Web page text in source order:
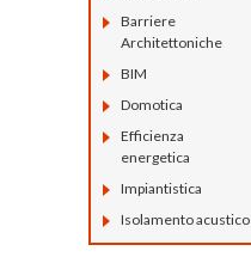
Barriere
Architettoniche
BIM
Domotica
Efficienza
energetica
Impiantistica
Isolamento acustico